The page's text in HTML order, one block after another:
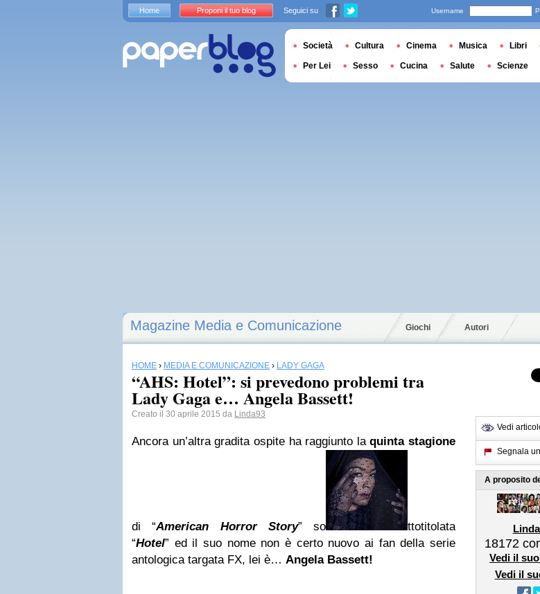
Magazine Media e Comunicazione Giochi Autori
HOME › MEDIA E COMUNICAZIONE › LADY GAGA
“AHS: Hotel”: si prevedono problemi tra
Lady Gaga e… Angela Bassett!
Creato il 30 aprile 2015 da Linda93
Ancora un’altra gradita ospite ha raggiunto laquinta stagione
di “American Horror Story” so
ttotitolata
“Hotel” ed il suo nome non è certo nuovo ai fan della serie
antologica targata FX, lei è… Angela Bassett!
Vedi
Segnala
A proposito
18172
Vedi il
Vedi il
Home Proponi il tuo blog Seguici su Username
Società Cultura Cinema Musica Libri
Per Lei Sesso Cucina Salute Scienze